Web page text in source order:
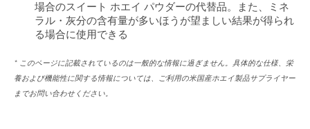
場合のスイート ホエイ パウダーの代替品。また、ミネ
ラル・灰分の含有量が多いほうが望ましい結果が得られ
る場合に使用できる
* このページに記載されているのは一般的な情報に過ぎません。具体的な仕様、栄
養および機能性に関する情報については、ご利用の米国産ホエイ製品サプライヤー
までお問い合わせください。